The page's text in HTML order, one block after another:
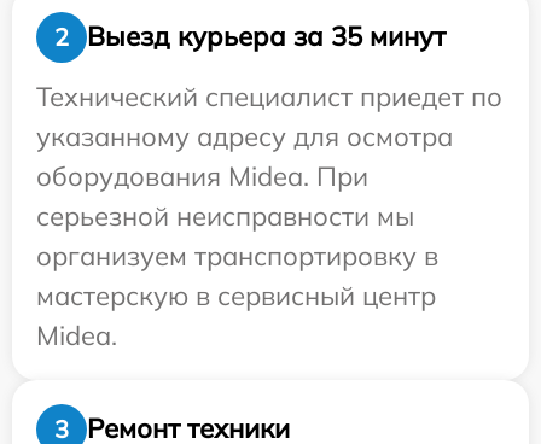
2
Выезд курьера за 35 минут
Технический специалист приедет по
указанному адресу для осмотра
оборудования Midea. При
серьезной неисправности мы
организуем транспортировку в
мастерскую в сервисный центр
Midea.
3
Ремонт техники